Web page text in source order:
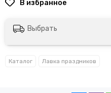
Выбрать
Каталог Лавка праздников